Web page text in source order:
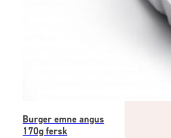
Burger emne angus
170g fersk